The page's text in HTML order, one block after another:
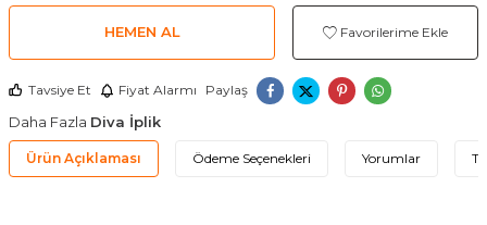
HEMEN AL Favorilerime Ekle
Tavsiye Et Fiyat Alarmı Paylaş
Daha Fazla Diva İplik
Ürün Açıklaması Ödeme Seçenekleri Yorumlar